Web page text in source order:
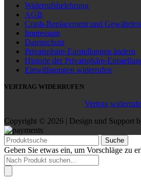
Widerrufsbelehrung
AGB
Crash-Replacement und
Impressum
Datenschutz
Privatsphäre-Einstellungen ändern
Historie der Privatsphäre-
Einwilligungen widerrufen
VERTRAG WIDERRUFEN
Vertrag
Copyright © 2026 | Design und Support
Suche
Geben Sie etwas ein, um Vorschläge zu
Products
search